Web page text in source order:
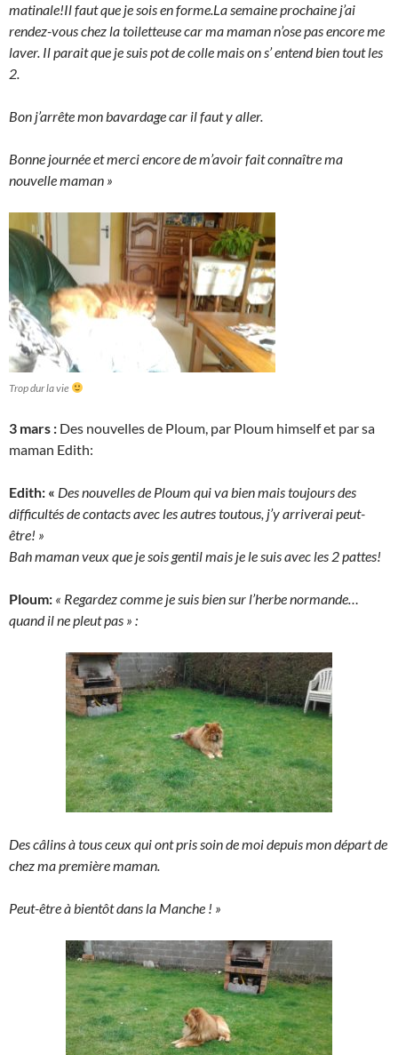
matinale!Il faut que je sois en forme.La semaine prochaine j’ai
rendez-vous chez la toiletteuse car ma maman n’ose pas encore me
laver. Il parait que je suis pot de colle mais on s’ entend bien tout les
2.
Bon j’arrête mon bavardage car il faut y aller.
Bonne journée et merci encore de m’avoir fait connaître ma
nouvelle maman »
Trop dur la vie
3 mars : Des nouvelles de Ploum, par Ploum himself et par sa
maman Edith:
Edith: « Des nouvelles de Ploum qui va bien mais toujours des
difficultés de contacts avec les autres toutous, j’y arriverai peut-
être! »
Bah maman veux que je sois gentil mais je le suis avec les 2 pattes!
Ploum: « Regardez comme je suis bien sur l’herbe normande…
quand il ne pleut pas » :
Des câlins à tous ceux qui ont pris soin de moi depuis mon départ de
chez ma première maman.
Peut-être à bientôt dans la Manche ! »